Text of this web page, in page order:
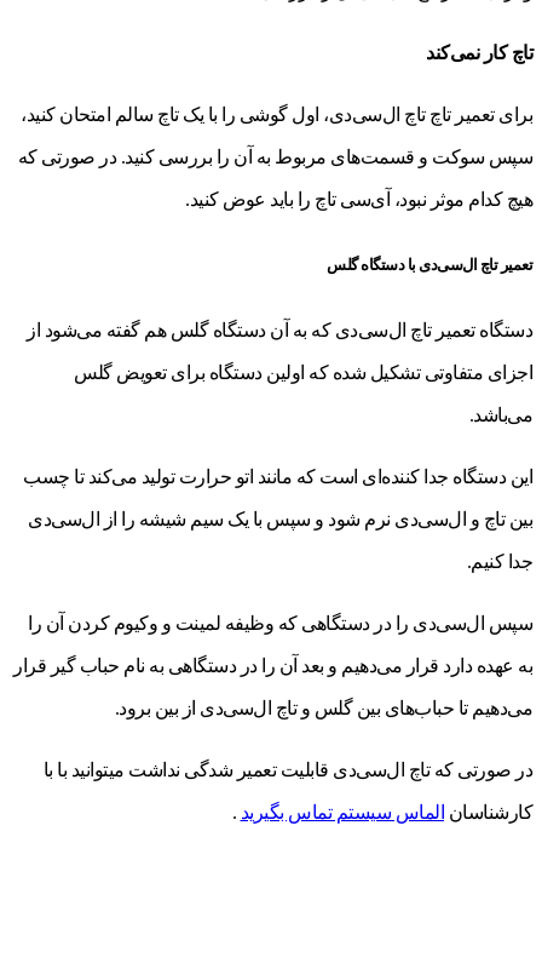
تاچ کار نمی‌کند
برای تعمیر تاچ تاچ ال‌سی‌دی، اول گوشی را با یک تاچ سالم امتحان کنید،
سپس سوکت و قسمت‌های مربوط به آن را بررسی کنید. در صورتی که
هیچ کدام موثر نبود، آی‌سی تاچ را باید عوض کنید.
تعمیر تاچ ال‌سی‌دی با دستگاه گلس
دستگاه تعمیر تاچ ال‌سی‌دی که به آن دستگاه گلس هم گفته می‌شود از
اجزای متفاوتی تشکیل شده که اولین دستگاه برای تعویض گلس
می‌باشد.
این دستگاه جدا کننده‌ای است که مانند اتو حرارت تولید می‌کند تا چسب
بین تاچ و ال‌سی‌دی نرم شود و سپس با یک سیم شیشه را از ال‌سی‌دی
جدا کنیم.
سپس ال‌سی‌دی را در دستگاهی که وظیفه لمینت و وکیوم کردن آن را
به عهده دارد قرار می‌دهیم و بعد آن را در دستگاهی به نام حباب گیر قرار
می‌دهیم تا حباب‌های بین گلس و تاچ ال‌سی‌دی از بین برود.
در صورتی که تاچ ال‌سی‌دی قابلیت تعمیر شدگی نداشت میتوانید با با
کارشناسان الماس سیستم تماس بگیرید .